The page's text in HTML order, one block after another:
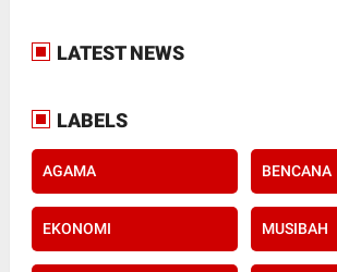
LATEST NEWS
LABELS
AGAMA BENCANA
EKONOMI MUSIBAH